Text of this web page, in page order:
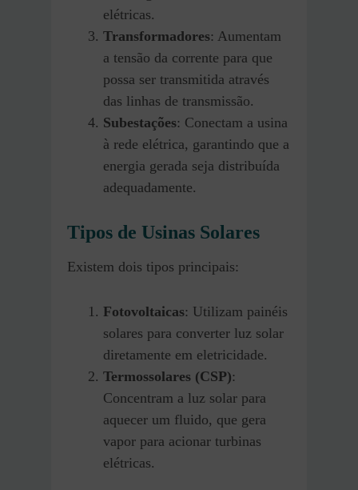
elétricas.
Transformadores: Aumentam
a tensão da corrente para que
possa ser transmitida através
das linhas de transmissão.
Subestações: Conectam a usina
à rede elétrica, garantindo que a
energia gerada seja distribuída
adequadamente.
Tipos de Usinas Solares
Existem dois tipos principais:
Fotovoltaicas: Utilizam painéis
solares para converter luz solar
diretamente em eletricidade.
Termossolares (CSP):
Concentram a luz solar para
aquecer um fluido, que gera
vapor para acionar turbinas
elétricas.